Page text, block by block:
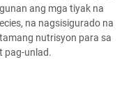
ang mga tiyak na
na nagsisigurado na
nutrisyon para sa
pag-unlad.